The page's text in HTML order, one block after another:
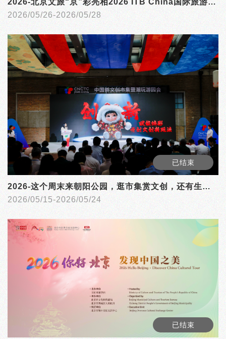
2026-北京文旅“京”彩亮相2026 ITB China国际旅游交易会
2026/05/26-2026/05/28
已结束
2026-这个周末来朝阳公园，逛市集赏文创，还有生肖惊喜等你来Get！
2026/05/15-2026/05/24
已结束